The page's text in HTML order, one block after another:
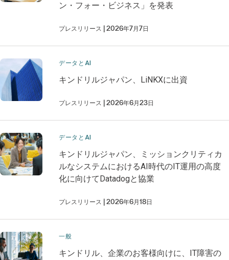
ン・フォー・ビジネス」を発表
プレスリリース 2026年7月7日
データとAI
キンドリルジャパン、LiNKXに出資
プレスリリース 2026年6月23日
データとAI
キンドリルジャパン、ミッションクリティカ
ルなシステムにおけるAI時代のIT運用の高度
化に向けてDatadogと協業
プレスリリース 2026年6月18日
一般
キンドリル、企業のお客様向けに、IT障害の